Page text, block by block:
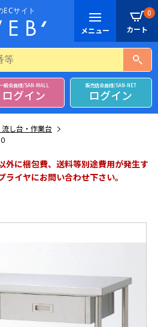
0
般会員様/SAN-MALL
ログイン
販売店会員様/SAN-NET
ログイン
し台・作業台
外に梱包費、送料等別途費用が発生す
イヤにお問い合わせ下さい。